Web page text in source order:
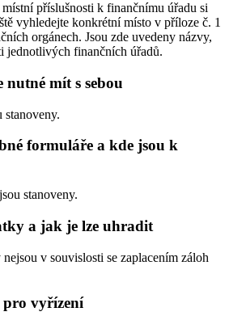
příslušnosti k finančnímu úřadu si
vyhledejte konkrétní místo v příloze č. 1
orgánech. Jsou zde uvedeny názvy,
jednotlivých finančních úřadů.
mít s sebou
stanoveny.
formuláře a kde jsou k
stanoveny.
a jak je lze uhradit
v souvislosti se zaplacením záloh
pro vyřízení